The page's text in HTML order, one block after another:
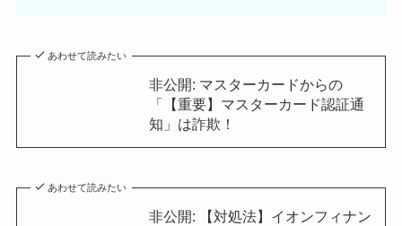
あわせて読みたい
非公開: マスターカードからの
「【重要】マスターカード認証通
知」は詐欺！
あわせて読みたい
非公開: 【対処法】イオンフィナン